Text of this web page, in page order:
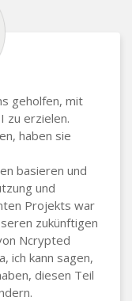
geholfen, mit
zu erzielen.
haben sie
basieren und
und
Projekts war
zukünftigen
Ncrypted
ich kann sagen,
diesen Teil